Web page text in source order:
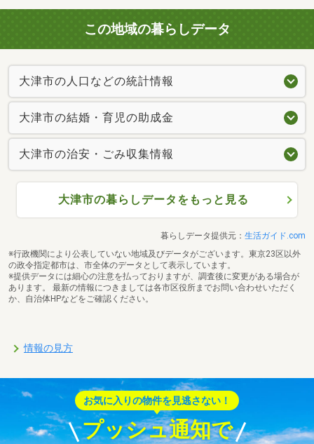
この地域の暮らしデータ
大津市の人口などの統計情報
大津市の結婚・育児の助成金
大津市の治安・ごみ収集情報
大津市の暮らしデータをもっと見る
暮らしデータ提供元： 生活ガイド.com
※行政機関により公表していない地域及びデータがございます。東京23区以外
の政令指定都市は、市全体のデータとして表示しています。
※提供データには細心の注意を払っておりますが、調査後に変更がある場合が
あります。 最新の情報につきましては各市区役所までお問い合わせいただく
か、自治体HPなどをご確認ください。
情報の見方
お気に入りの物件を見逃さない！
プッシュ通知で